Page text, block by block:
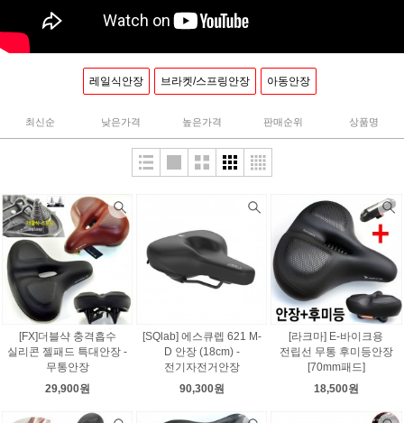
레일식안장 브라켓/스프링안장 아동안장
최신순 낮은가격 높은가격 판매순위 상품명
[FX]더블샥 충격흡수
실리콘 젤패드 특대안장 -
무통안장
29,900원
[SQlab] 에스큐렙 621 M-
D 안장 (18cm) -
전기자전거안장
90,300원
[라크마] E-바이크용
전립선 무통 후미등안장
[70mm패드]
18,500원